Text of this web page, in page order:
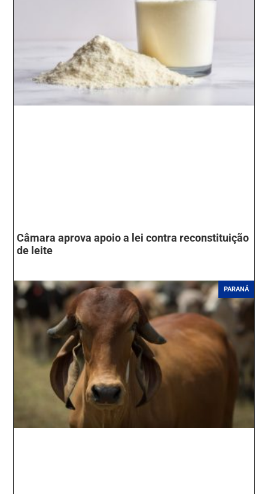
Câmara aprova apoio a lei contra reconstituição
de leite
PARANÁ